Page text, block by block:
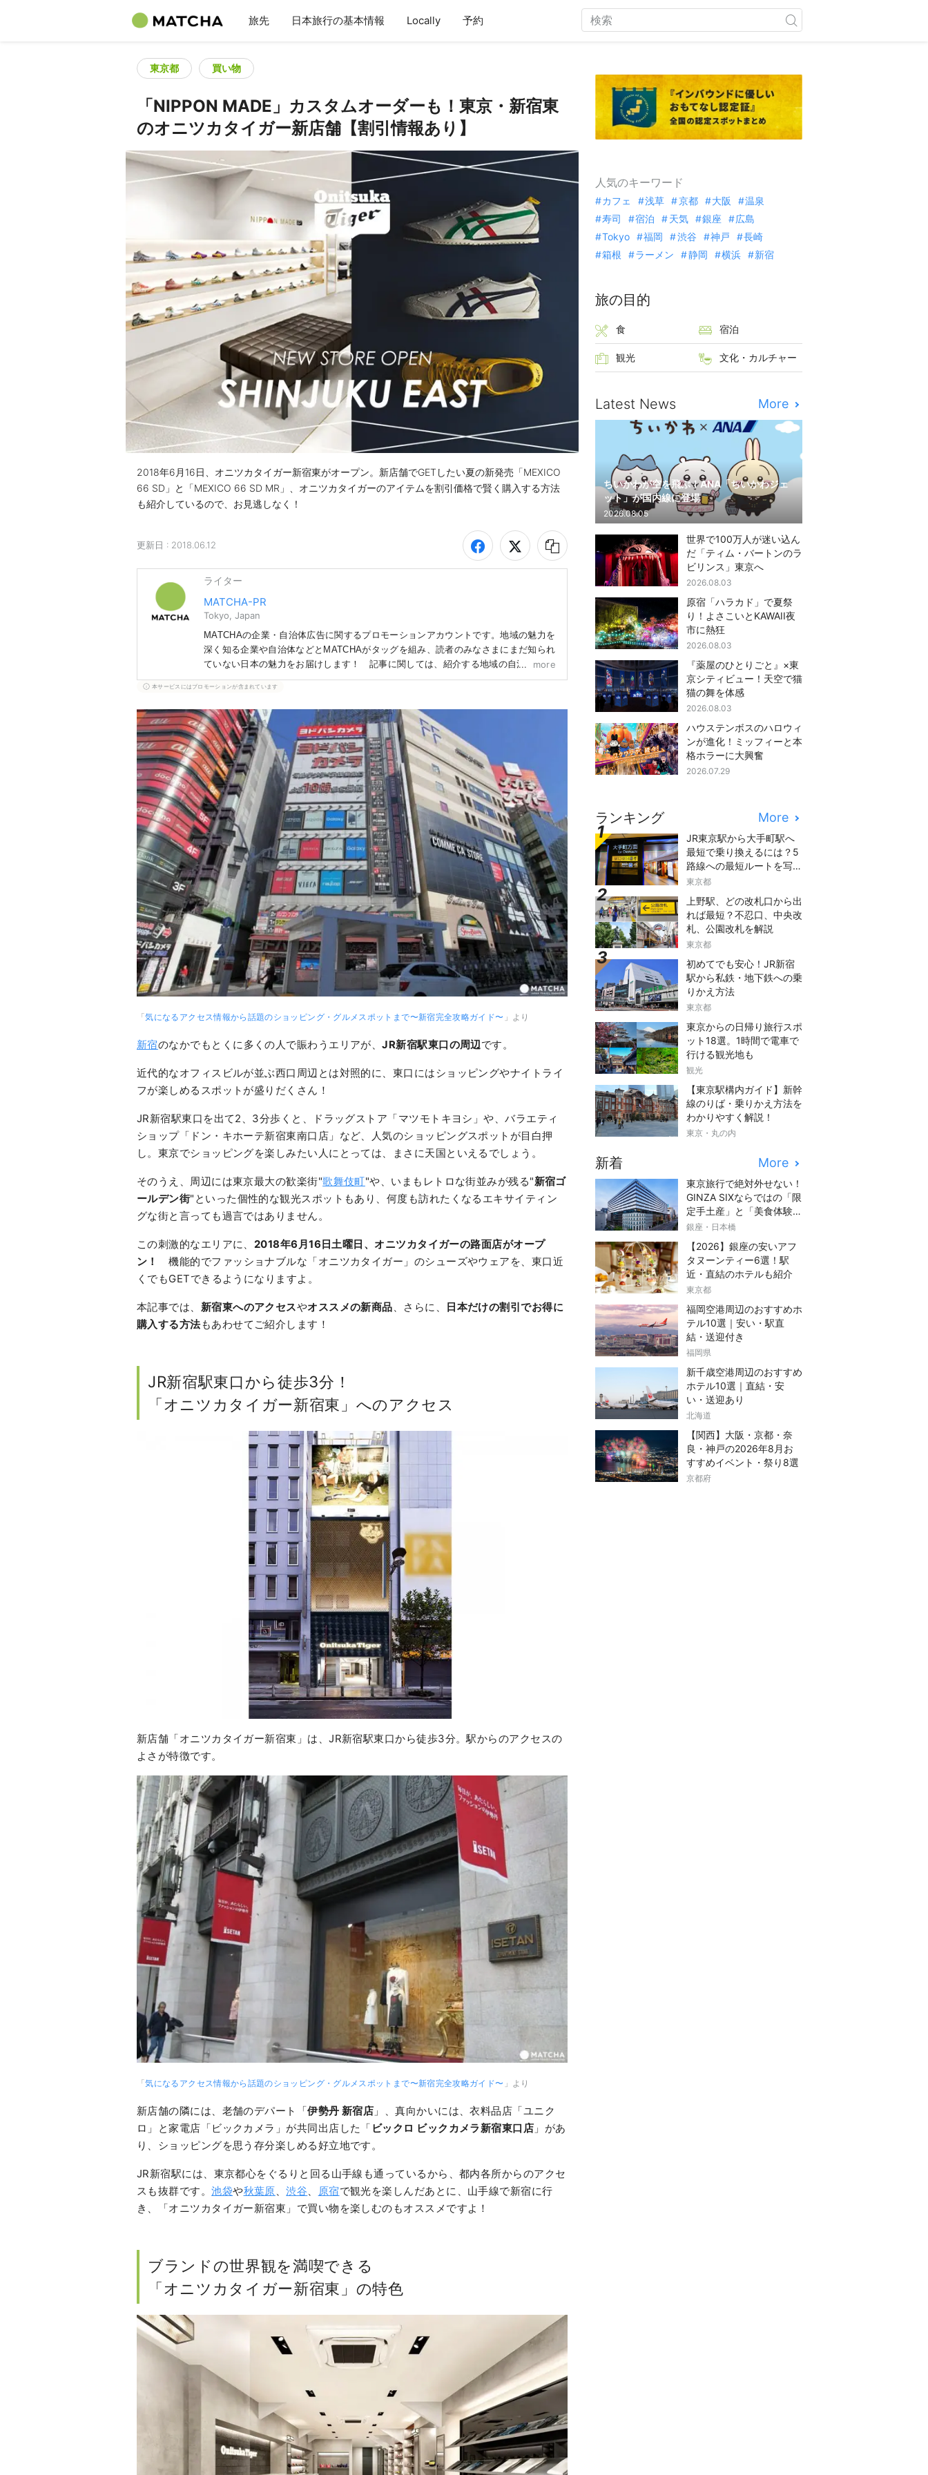
旅先 日本旅行の基本情報 Locally 予約
東京都 買い物
「NIPPON MADE」カスタムオーダーも！東京・新宿東
のオニツカタイガー新店舗【割引情報あり】
2018年6月16日、オニツカタイガー新宿東がオープン。新店舗でGETしたい夏の新発売「MEXICO
66 SD」と「MEXICO 66 SD MR」、オニツカタイガーのアイテムを割引価格で賢く購入する方法
も紹介しているので、お見逃しなく！
更新日 : 2018.06.12
ライター
MATCHA-PR
Tokyo, Japan
MATCHAの企業・自治体広告に関するプロモーションアカウントです。地域の魅力を
深く知る企業や自治体などとMATCHAがタッグを組み、読者のみなさまにまだ知られ
ていない日本の魅力をお届けします！ 記事に関しては、紹介する地域の自治体や企
業などから得た情報をもとに作成しています。
more
本サービスにはプロモーションが含まれています
「気になるアクセス情報から話題のショッピング・グルメスポットまで〜新宿完全攻略ガイド〜 」より
新宿のなかでもとくに多くの人で賑わうエリアが、JR新宿駅東口の周辺です。
近代的なオフィスビルが並ぶ西口周辺とは対照的に、東口にはショッピングやナイトライ
フが楽しめるスポットが盛りだくさん！
JR新宿駅東口を出て2、3分歩くと、ドラッグストア「マツモトキヨシ」や、バラエティ
ショップ「ドン・キホーテ新宿東南口店」など、人気のショッピングスポットが目白押
し。東京でショッピングを楽しみたい人にとっては、まさに天国といえるでしょう。
そのうえ、周辺には東京最大の歓楽街"歌舞伎町"や、いまもレトロな街並みが残る"新宿ゴ
ールデン街"といった個性的な観光スポットもあり、何度も訪れたくなるエキサイティン
グな街と言っても過言ではありません。
この刺激的なエリアに、 2018年6月16日土曜日、オニツカタイガーの路面店がオープ
ン！
機能的でファッショナブルな「オニツカタイガー」のシューズやウェアを、東口近
くでもGETできるようになりますよ。
本記事では、 新宿東へのアクセスやオススメの新商品、さらに、
日本だけの割引でお得に
購入する方法もあわせてご紹介します！
JR新宿駅東口から徒歩3分！
「オニツカタイガー新宿東」へのアクセス
新店舗「オニツカタイガー新宿東」は、JR新宿駅東口から徒歩3分。駅からのアクセスの
よさが特徴です。
「気になるアクセス情報から話題のショッピング・グルメスポットまで〜新宿完全攻略ガイド〜 」より
新店舗の隣には、老舗のデパート「伊勢丹 新宿店 」、真向かいには、衣料品店「ユニク
ロ」と家電店「ビックカメラ」が共同出店した「 ビックロ ビックカメラ新宿東口店 」があ
り、ショッピングを思う存分楽しめる好立地です。
JR新宿駅には、東京都心をぐるりと回る山手線も通っているから、都内各所からのアクセ
スも抜群です。池袋や秋葉原、渋谷、 原宿で観光を楽しんだあとに、山手線で新宿に行
き、「オニツカタイガー新宿東」で買い物を楽しむのもオススメですよ！
ブランドの世界観を満喫できる
「オニツカタイガー新宿東」の特色
人気のキーワード
カフェ 浅草 京都 大阪
温泉
寿司
宿泊 天気 銀座
広島
Tokyo
福岡 渋谷 神戸
長崎
箱根
ラーメン 静岡 横浜 新宿
旅の目的
食 宿泊
観光 文化・カルチャー
Latest News More
ちいかわが空を飛ぶ！ANA「ちいかわジェ
ット」が国内線に登場
2026.08.05
世界で100万人が迷い込ん
だ「ティム・バートンのラ
ビリンス」東京へ
2026.08.03
原宿「ハラカド」で夏祭
り！よさこいとKAWAII夜
市に熱狂
2026.08.03
『薬屋のひとりごと』×東
京シティビュー！天空で猫
猫の舞を体感
2026.08.03
ハウステンボスのハロウィ
ンが進化！ミッフィーと本
格ホラーに大興奮
2026.07.29
ランキング More
JR東京駅から大手町駅へ
最短で乗り換えるには？5
路線への最短ルートを写真
つきでご紹介
東京都
上野駅、どの改札口から出
れば最短？不忍口、中央改
札、公園改札を解説
東京都
初めてでも安心！JR新宿
駅から私鉄・地下鉄への乗
りかえ方法
東京都
東京からの日帰り旅行スポ
ット18選。1時間で電車で
行ける観光地も
観光
【東京駅構内ガイド】新幹
線のりば・乗りかえ方法を
わかりやすく解説！
東京・丸の内
新着 More
東京旅行で絶対外せない！
GINZA SIXならではの「限
定手土産」と「美食体験」
完全ガイド
銀座・日本橋
【2026】銀座の安いアフ
タヌーンティー6選！駅
近・直結のホテルも紹介
東京都
福岡空港周辺のおすすめホ
テル10選｜安い・駅直
結・送迎付き
福岡県
新千歳空港周辺のおすすめ
ホテル10選｜直結・安
い・送迎あり
北海道
【関西】大阪・京都・奈
良・神戸の2026年8月お
すすめイベント・祭り8選
京都府